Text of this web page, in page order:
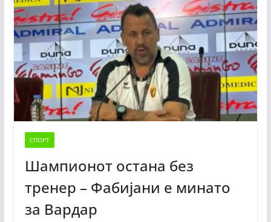
СПОРТ
Шампионот остана без
тренер – Фабијани е минато
за Вардар